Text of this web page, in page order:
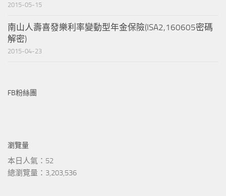
2015-05-15
南山人壽喜發樂利率變動型年金保險(ISA2,160605密碼
解密)
2015-04-23
FB粉絲團
瀏覽量
本日人氣：52
總瀏覽量：3,203,536